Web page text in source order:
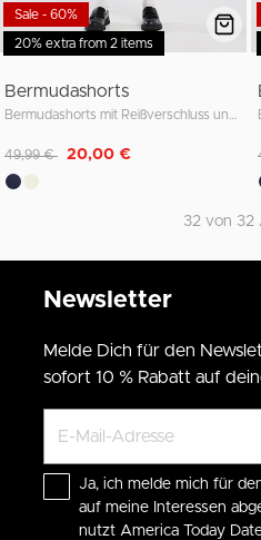
20% extra from 2 items
Sale - 60%
Bermudashorts
Reduziert von
49,99 € auf
20,00 €
32 von 32
Newsletter
Melde Dich für den
sofort 10 % Rabatt auf
Ja, ich melde mich für
auf meine Interessen
nutzt America Today